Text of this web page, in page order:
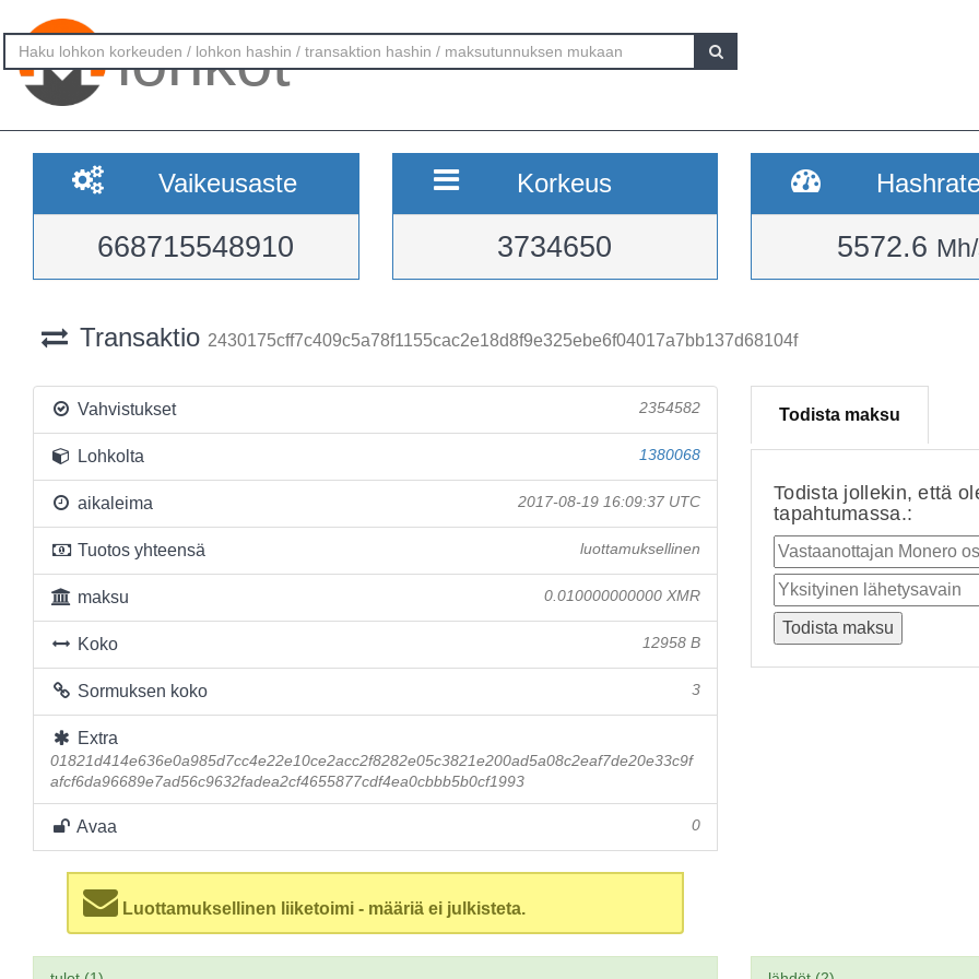
lohkot
Vaikeusaste
668715548910
Korkeus
3734650 5572.6
Transaktio 2430175cff7c409c5a78f1155cac2e18d8f9e325ebe6f04017a7bb137d68104f
Vahvistukset 2354582
Lohkolta 1380068
aikaleima 2017-08-19 16:09:37 UTC
Tuotos yhteensä luottamuksellinen
maksu 0.010000000000 XMR
Koko 12958 B
Sormuksen koko 3
Extra
01821d414e636e0a985d7cc4e22e10ce2acc2f8282e05c3821e200ad5a08c2eaf7de20e33c9f
afcf6da96689e7ad56c9632fadea2cf4655877cdf4ea0cbbb5b0cf1993
Avaa 0
Luottamuksellinen liiketoimi - määriä ei julkisteta.
Todista maksu
Todista jollekin, että
tapahtumassa.: